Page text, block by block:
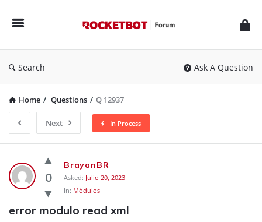
Forum
Search Ask A Question
Home / Questions / Q 12937
Next In Process
Rocketbot
Forum
Latest
Questions
0
BrayanBR
Asked: Julio 20, 2023
In: Módulos
error modulo read xml